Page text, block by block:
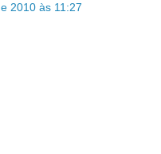
2010 às 11:27